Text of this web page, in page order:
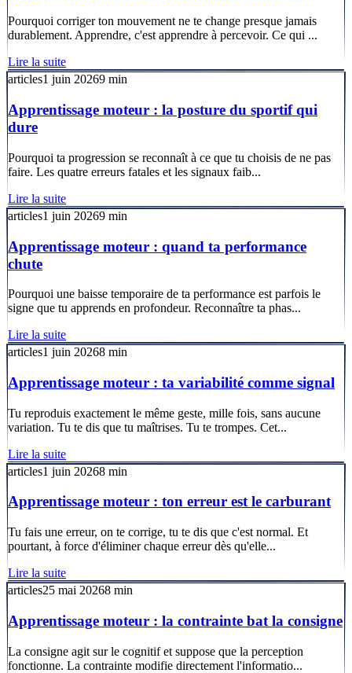
Pourquoi corriger ton mouvement ne te change presque jamais
durablement. Apprendre, c'est apprendre à percevoir. Ce qui ...
Lire la suite
articles1 juin 20269 min
Apprentissage moteur : la posture du sportif qui
dure
Pourquoi ta progression se reconnaît à ce que tu choisis de ne pas
faire. Les quatre erreurs fatales et les signaux faib...
Lire la suite
articles1 juin 20269 min
Apprentissage moteur : quand ta performance
chute
Pourquoi une baisse temporaire de ta performance est parfois le
signe que tu apprends en profondeur. Reconnaître ta phas...
Lire la suite
articles1 juin 20268 min
Apprentissage moteur : ta variabilité comme signal
Tu reproduis exactement le même geste, mille fois, sans aucune
variation. Tu te dis que tu maîtrises. Tu te trompes. Cet...
Lire la suite
articles1 juin 20268 min
Apprentissage moteur : ton erreur est le carburant
Tu fais une erreur, on te corrige, tu te dis que c'est normal. Et
pourtant, à force d'éliminer chaque erreur dès qu'elle...
Lire la suite
articles25 mai 20268 min
Apprentissage moteur : la contrainte bat la consigne
La consigne agit sur le cognitif et suppose que la perception
fonctionne. La contrainte modifie directement l'informatio...